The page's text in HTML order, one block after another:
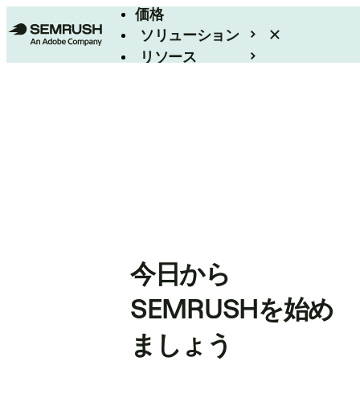
価格
ソリューション
リソース
今日から
SEMRUSHを始め
ましょう